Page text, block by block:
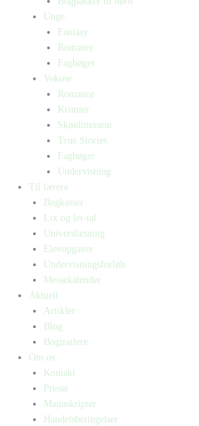
Unge
Fantasy
Romaner
Fagbøger
Voksne
Romance
Krimier
Skønlitteratur
True Stories
Fagbøger
Undervisning
Til lærere
Bogkasser
Lix og let-tal
Universlæsning
Elevopgaver
Undervisningsforløb
Messekalender
Aktuelt
Artikler
Blog
Bogtrailere
Om os
Kontakt
Presse
Manuskripter
Handelsbetingelser